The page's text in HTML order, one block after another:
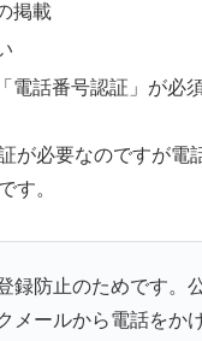
掲載
電話番号認証」が必
が必要なのですが電
す。
録防止のためです。
メールから電話をか